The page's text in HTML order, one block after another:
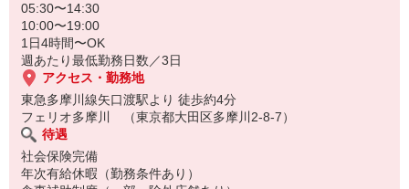
05:30〜14:30
10:00〜19:00
1日4時間〜OK
週あたり最低勤務日数／3日
アクセス・勤務地
東急多摩川線矢口渡駅より 徒歩約4分
フェリオ多摩川 （東京都大田区多摩川2-8-7）
待遇
社会保険完備
年次有給休暇（勤務条件あり）